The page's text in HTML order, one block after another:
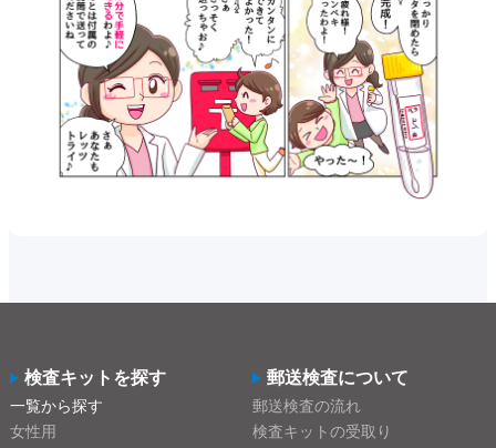
検査キットを探す
一覧から探す
女性用
郵送検査について
郵送検査の流れ
検査キットの受取り